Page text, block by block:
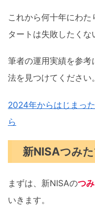
これから何十年にわ
タートは失敗したくな
筆者の運用実績を参考
法を見つけてください。
2024年からはじまっ
ら
新NISAつみ
まずは、新NISAのつ
いきます。